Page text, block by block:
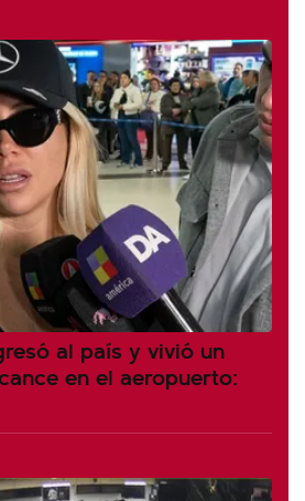
al país y vivió un
en el aeropuerto: